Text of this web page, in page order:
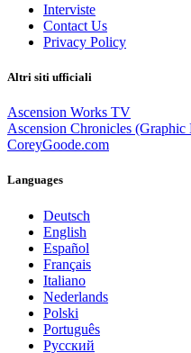
Interviste
Contact Us
Privacy Policy
Altri siti ufficiali
Ascension Works TV
Ascension Chronicles (Graphic
CoreyGoode.com
Languages
Deutsch
English
Español
Français
Italiano
Nederlands
Polski
Português
Pусский